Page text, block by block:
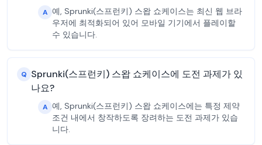
A 예, Sprunki(스프런키) 스왑 쇼케이스는 최신 웹 브라
우저에 최적화되어 있어 모바일 기기에서 플레이할
수 있습니다.
Q Sprunki(스프런키) 스왑 쇼케이스에 도전 과제가 있
나요?
A 예, Sprunki(스프런키) 스왑 쇼케이스에는 특정 제약
조건 내에서 창작하도록 장려하는 도전 과제가 있습
니다.